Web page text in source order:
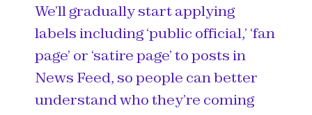
We’ll gradually start applying
labels including ‘public official,’ ‘fan
page’ or ‘satire page’ to posts in
News Feed, so people can better
understand who they’re coming